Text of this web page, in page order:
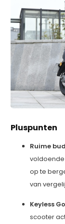
Pluspunten
Ruime
op te
van
Keyless
scooter